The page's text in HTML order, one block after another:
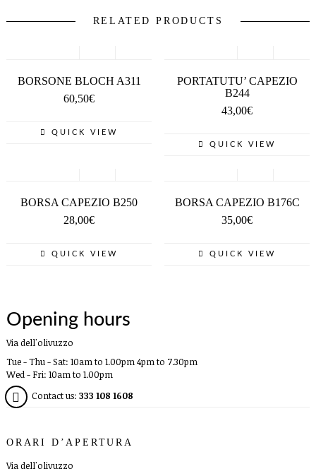
RELATED PRODUCTS
BORSONE BLOCH A311
60,50€
QUICK VIEW
PORTATUTU’ CAPEZIO
B244
43,00€
QUICK VIEW
BORSA CAPEZIO B250
28,00€
QUICK VIEW
BORSA CAPEZIO B176C
35,00€
QUICK VIEW
Opening hours
Via dell'olivuzzo
Tue - Thu - Sat: 10am to 1.00pm 4pm to 7.30pm
Wed - Fri: 10am to 1.00pm
Contact us: 333 108 1608
ORARI D’APERTURA
Via dell'olivuzzo